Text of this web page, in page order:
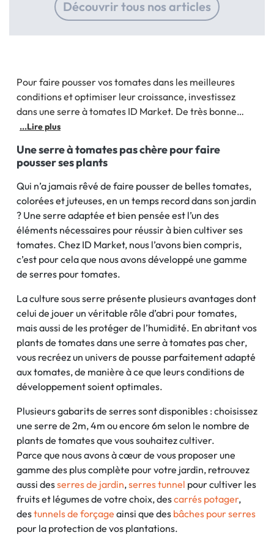
Découvrir tous nos articles
Pour faire pousser vos tomates dans les meilleures
conditions et optimiser leur croissance, investissez
dans une serre à tomates ID Market. De très bonne
qualité et à prix mini, notre gamme de serres à tomates
plants et d’améliorer la culture des tomates. Pour
reproduire un univers
...Lire plus
Une serre à tomates pas chère pour faire
pousser ses plants
Qui n’a jamais rêvé de faire pousser de belles tomates,
colorées et juteuses, en un temps record dans son jardin
? Une serre adaptée et bien pensée est l’un des
éléments nécessaires pour réussir à bien cultiver ses
tomates. Chez ID Market, nous l’avons bien compris,
c’est pour cela que nous avons développé une gamme
de serres pour tomates.
La culture sous serre présente plusieurs avantages dont
celui de jouer un véritable rôle d’abri pour tomates,
mais aussi de les protéger de l’humidité. En abritant vos
plants de tomates dans une serre à tomates pas cher,
vous recréez un univers de pousse parfaitement adapté
aux tomates, de manière à ce que leurs conditions de
développement soient optimales.
Plusieurs gabarits de serres sont disponibles : choisissez
une serre de 2m, 4m ou encore 6m selon le nombre de
plants de tomates que vous souhaitez cultiver.
Parce que nous avons à cœur de vous proposer une
gamme des plus complète pour votre jardin, retrouvez
aussi desserres de jardin,serres tunnel pour cultiver les
fruits et légumes de votre choix, descarrés potager,
destunnels de forçage ainsi que des bâches pour serres
pour la protection de vos plantations.